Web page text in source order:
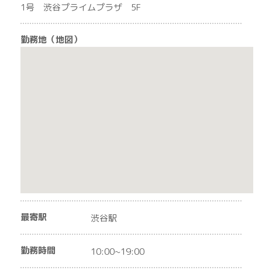
1号 渋谷プライムプラザ 5F
勤務地（地図）
最寄駅 渋谷駅
勤務時間 10:00~19:00